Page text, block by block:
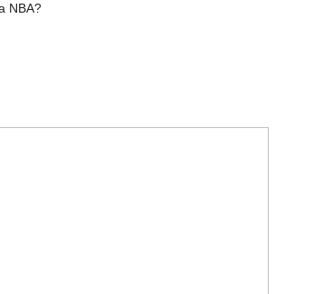
NBA?